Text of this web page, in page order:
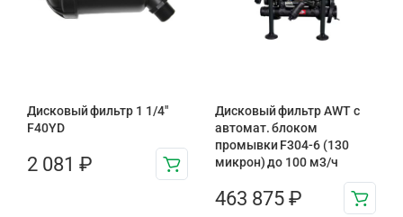
Дисковый фильтр 1 1/4″
F40YD
2 081 ₽
Дисковый фильтр AWT с
автомат. блоком
промывки F304-6 (130
микрон) до 100 м3/ч
463 875 ₽